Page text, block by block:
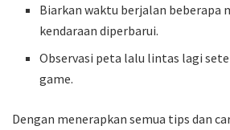
Biarkan waktu berjalan beberapa
kendaraan diperbarui.
Observasi peta lalu lintas lagi
game.
Dengan menerapkan semua tips dan